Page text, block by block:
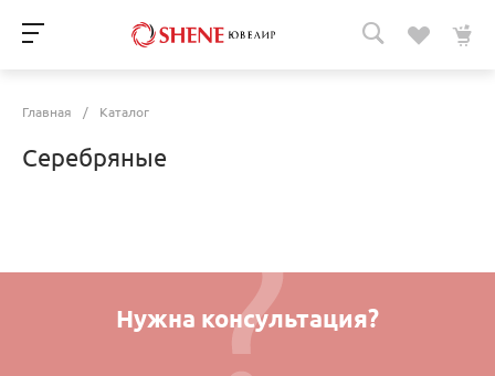
Главная / Каталог
Серебряные
Нужна консультация?